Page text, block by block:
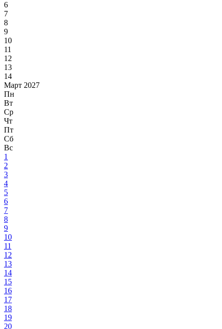
6
7
8
9
10
11
12
13
14
Март 2027
Пн
Вт
Ср
Чт
Пт
Сб
Вс
1
2
3
4
5
6
7
8
9
10
11
12
13
14
15
16
17
18
19
20